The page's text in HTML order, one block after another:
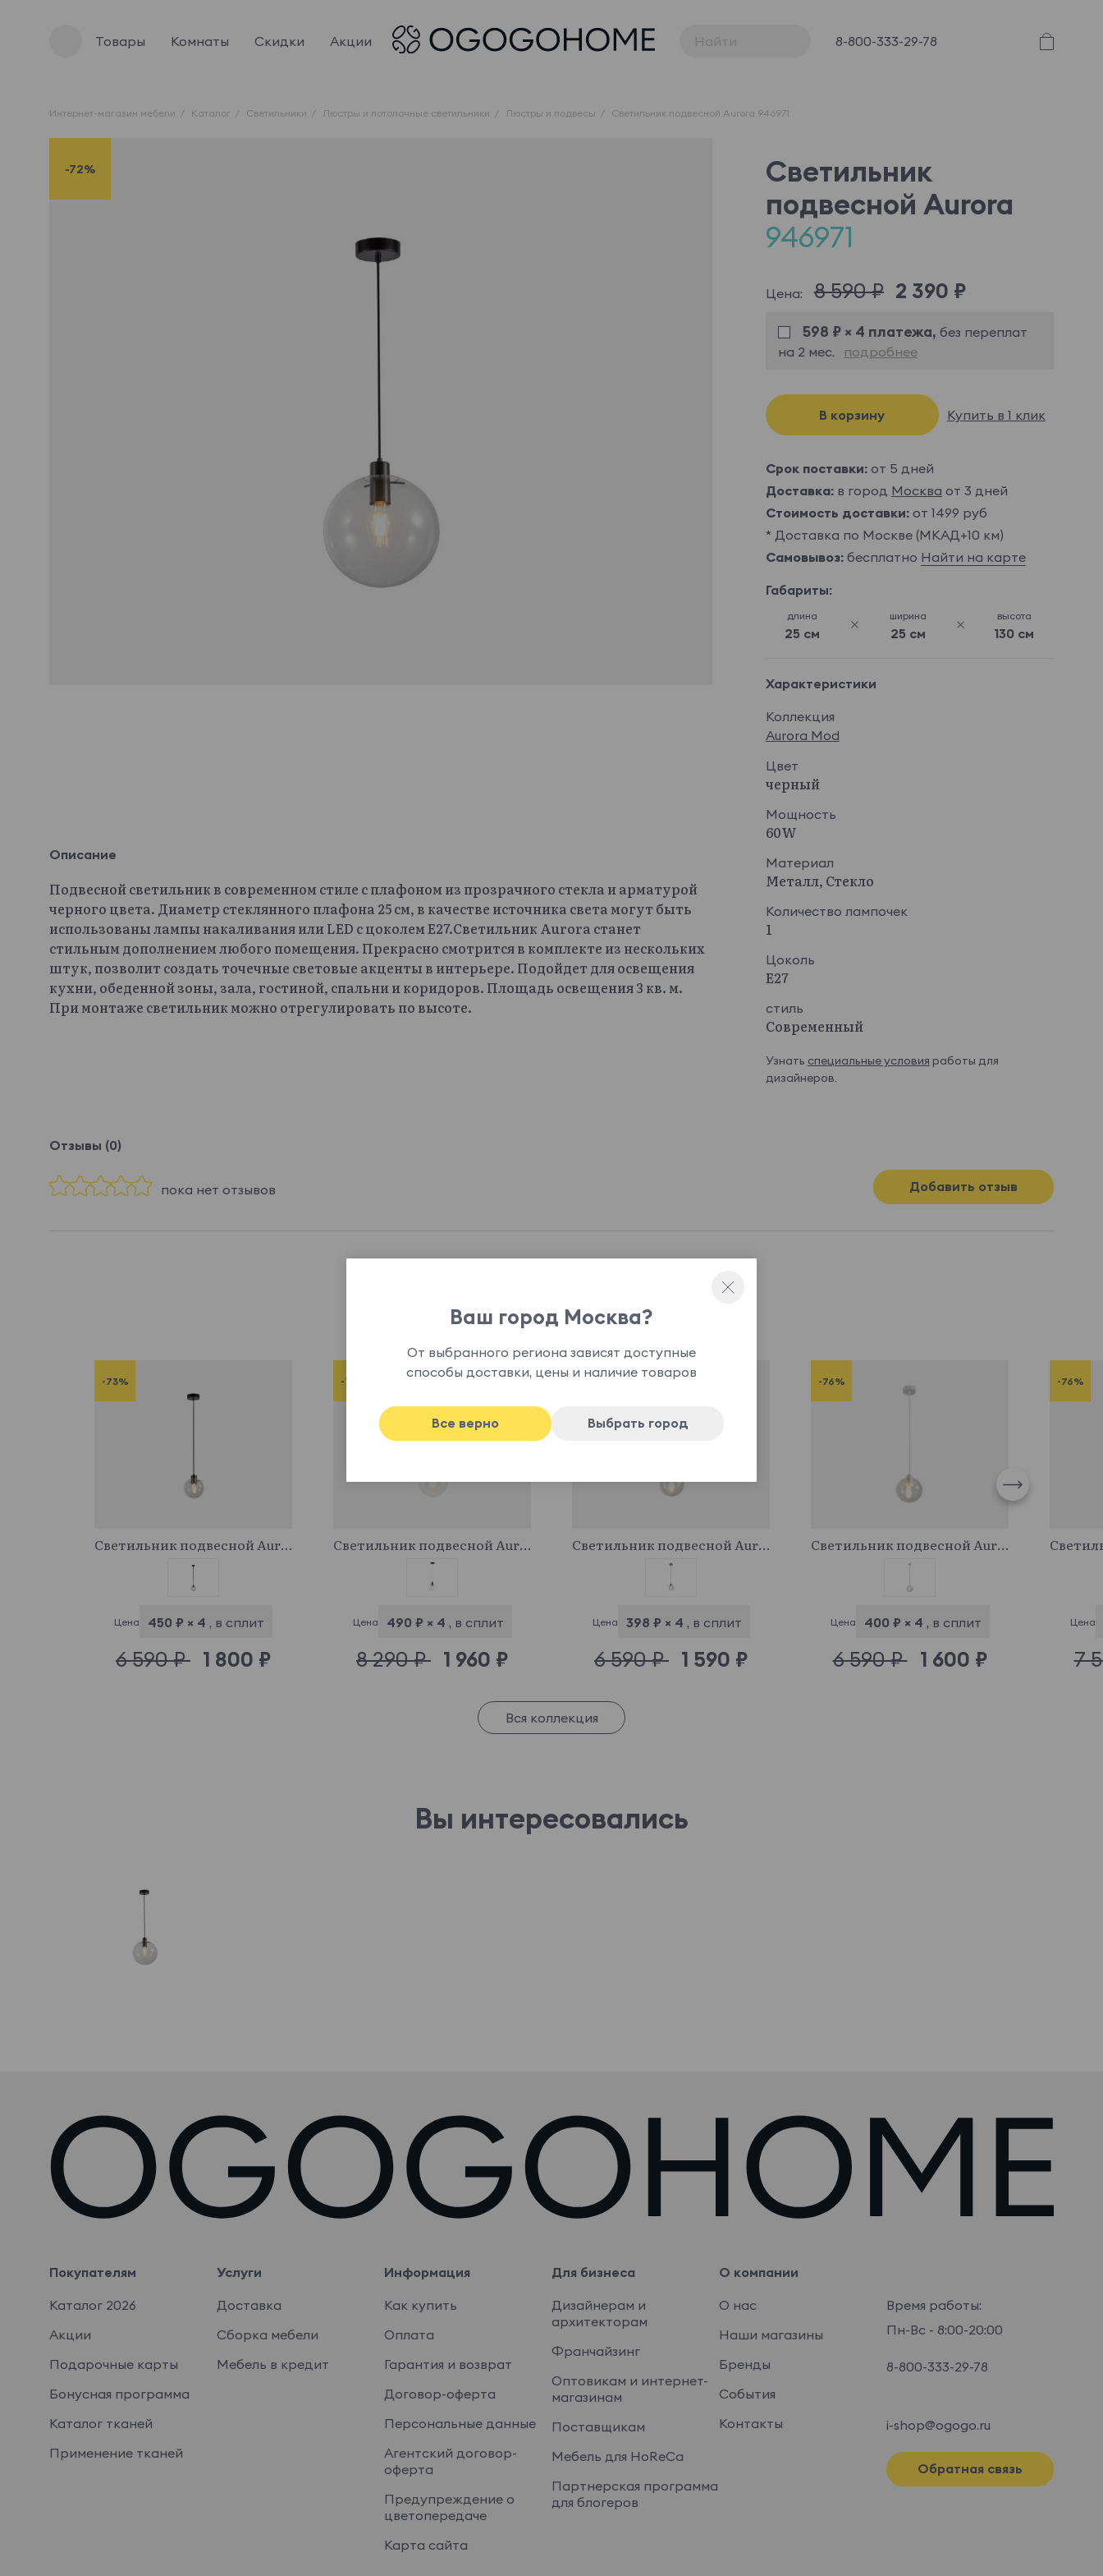
Товары Комнаты Скидки Акции 8-800-333-29-78
Интернет-магазин мебели Каталог Светильники Люстры и потолочные светильники Люстры и подвесы Светильник подвесной Aurora 946971
-72%
Светильник
подвесной Aurora
946971
Цена: 8 590 ₽ 2 390 ₽
598 ₽ × 4 платежа, без переплат
на 2 мес.
подробнее
В корзину Купить в 1 клик
Срок поставки:от 5 дней
Доставка:в город Москва от 3 дней
Стоимость доставки:от 1499 руб
* Доставка по Москве (МКАД+10 км)
Самовывоз:бесплатно Найти на карте
Габариты:
длина
25 см
ширина
25 см
высота
130 см
Характеристики
Коллекция
Aurora Mod
Цвет
черный
Мощность
60W
Материал
Металл, Стекло
Количество лампочек
1
Цоколь
E27
стиль
Современный
Узнать специальные условия работы для
дизайнеров.
Описание
Подвесной светильник в современном стиле с плафоном из прозрачного стекла и арматурой
черного цвета. Диаметр стеклянного плафона 25 см, в качестве источника света могут быть
использованы лампы накаливания или LED с цоколем Е27.Светильник Aurora станет
стильным дополнением любого помещения. Прекрасно смотрится в комплекте из нескольких
штук, позволит создать точечные световые акценты в интерьере. Подойдет для освещения
кухни, обеденной зоны, зала, гостиной, спальни и коридоров. Площадь освещения 3 кв. м.
При монтаже светильник можно отрегулировать по высоте.
Отзывы (0)
пока нет отзывов Добавить отзыв
Еще в коллекции Aurora Mod
-73%
Светильник подвесной Aurora
Цена 450 ₽ × 4 , в сплит
6 590 ₽ 1 800 ₽
-76%
Светильник подвесной Aurora
Цена 490 ₽ × 4 , в сплит
8 290 ₽ 1 960 ₽
-76%
Светильник подвесной Aurora
Цена 398 ₽ × 4 , в сплит
6 590 ₽ 1 590 ₽
-76%
Светильник подвесной Aurora
Цена 400 ₽ × 4 , в сплит
6 590 ₽ 1 600 ₽
-76%
Цена
7
Вся коллекция
Вы интересовались
Покупателям
Каталог 2026
Акции
Подарочные карты
Бонусная программа
Каталог тканей
Применение тканей
Услуги
Доставка
Сборка мебели
Мебель в кредит
Информация
Как купить
Оплата
Гарантия и возврат
Договор-оферта
Персональные данные
Агентский договор-
оферта
Предупреждение о
цветопередаче
Карта сайта
Для бизнеса
Дизайнерам и
архитекторам
Франчайзинг
Оптовикам и интернет-
магазинам
Поставщикам
Мебель для HoReCa
Партнерская программа
для блогеров
О компании
О нас
Наши магазины
Бренды
События
Контакты
Время работы:
Пн-Вс - 8:00-20:00
8-800-333-29-78
i-shop@ogogo.ru
Обратная связь
Ваш город Москва?
От выбранного региона зависят доступные
способы доставки, цены и наличие товаров
Все верно Выбрать город